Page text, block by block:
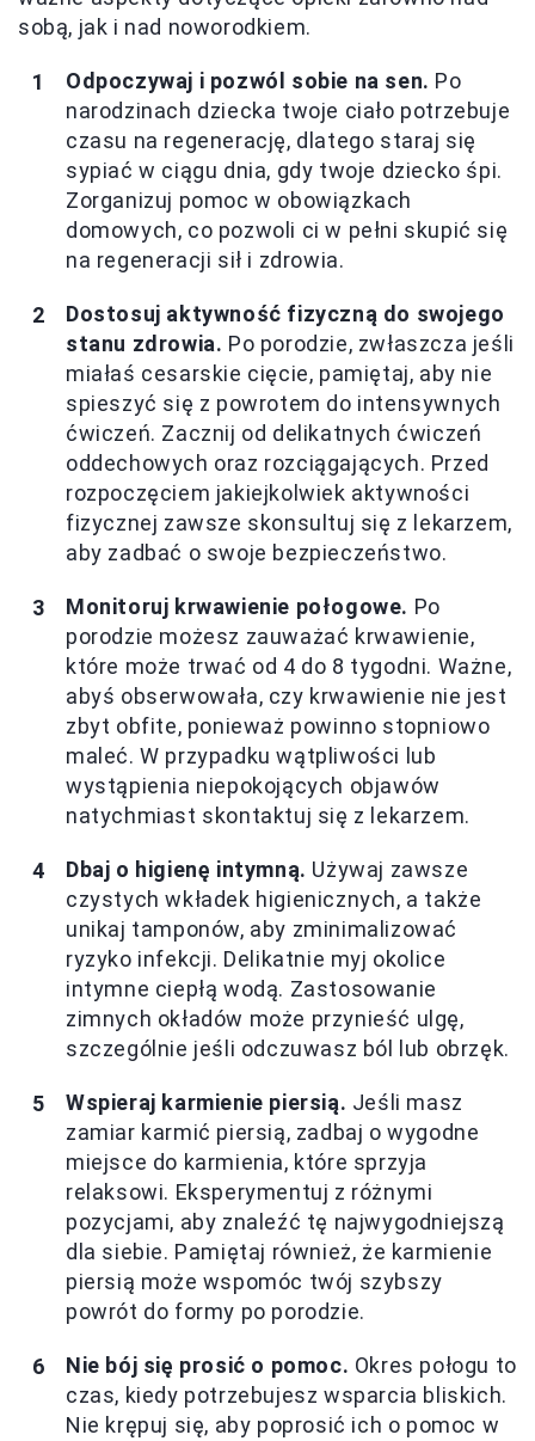
sobą, jak i nad noworodkiem.
Odpoczywaj i pozwól sobie na sen. Po
narodzinach dziecka twoje ciało potrzebuje
czasu na regenerację, dlatego staraj się
sypiać w ciągu dnia, gdy twoje dziecko śpi.
Zorganizuj pomoc w obowiązkach
domowych, co pozwoli ci w pełni skupić się
na regeneracji sił i zdrowia.
Dostosuj aktywność fizyczną do swojego
stanu zdrowia. Po porodzie, zwłaszcza jeśli
miałaś cesarskie cięcie, pamiętaj, aby nie
spieszyć się z powrotem do intensywnych
ćwiczeń. Zacznij od delikatnych ćwiczeń
oddechowych oraz rozciągających. Przed
rozpoczęciem jakiejkolwiek aktywności
fizycznej zawsze skonsultuj się z lekarzem,
aby zadbać o swoje bezpieczeństwo.
Monitoruj krwawienie połogowe. Po
porodzie możesz zauważać krwawienie,
które może trwać od 4 do 8 tygodni. Ważne,
abyś obserwowała, czy krwawienie nie jest
zbyt obfite, ponieważ powinno stopniowo
maleć. W przypadku wątpliwości lub
wystąpienia niepokojących objawów
natychmiast skontaktuj się z lekarzem.
Dbaj o higienę intymną. Używaj zawsze
czystych wkładek higienicznych, a także
unikaj tamponów, aby zminimalizować
ryzyko infekcji. Delikatnie myj okolice
intymne ciepłą wodą. Zastosowanie
zimnych okładów może przynieść ulgę,
szczególnie jeśli odczuwasz ból lub obrzęk.
Wspieraj karmienie piersią. Jeśli masz
zamiar karmić piersią, zadbaj o wygodne
miejsce do karmienia, które sprzyja
relaksowi. Eksperymentuj z różnymi
pozycjami, aby znaleźć tę najwygodniejszą
dla siebie. Pamiętaj również, że karmienie
piersią może wspomóc twój szybszy
powrót do formy po porodzie.
Nie bój się prosić o pomoc. Okres połogu to
czas, kiedy potrzebujesz wsparcia bliskich.
Nie krępuj się, aby poprosić ich o pomoc w